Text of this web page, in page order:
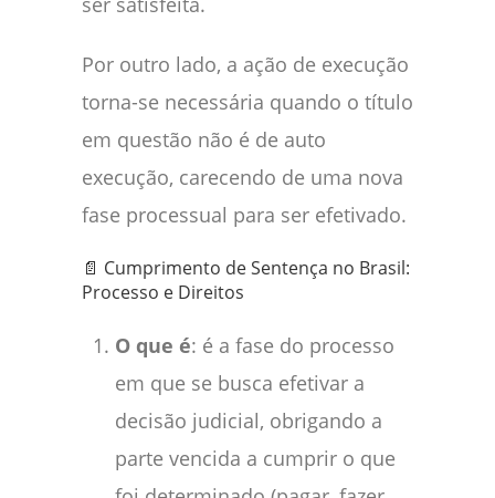
Por outro lado, a ação de execução
torna-se necessária quando o título
em questão não é de auto
execução, carecendo de uma nova
fase processual para ser efetivado.
📄 Cumprimento de Sentença no Brasil:
Processo e Direitos
O que é: é a fase do processo
em que se busca efetivar a
decisão judicial, obrigando a
parte vencida a cumprir o que